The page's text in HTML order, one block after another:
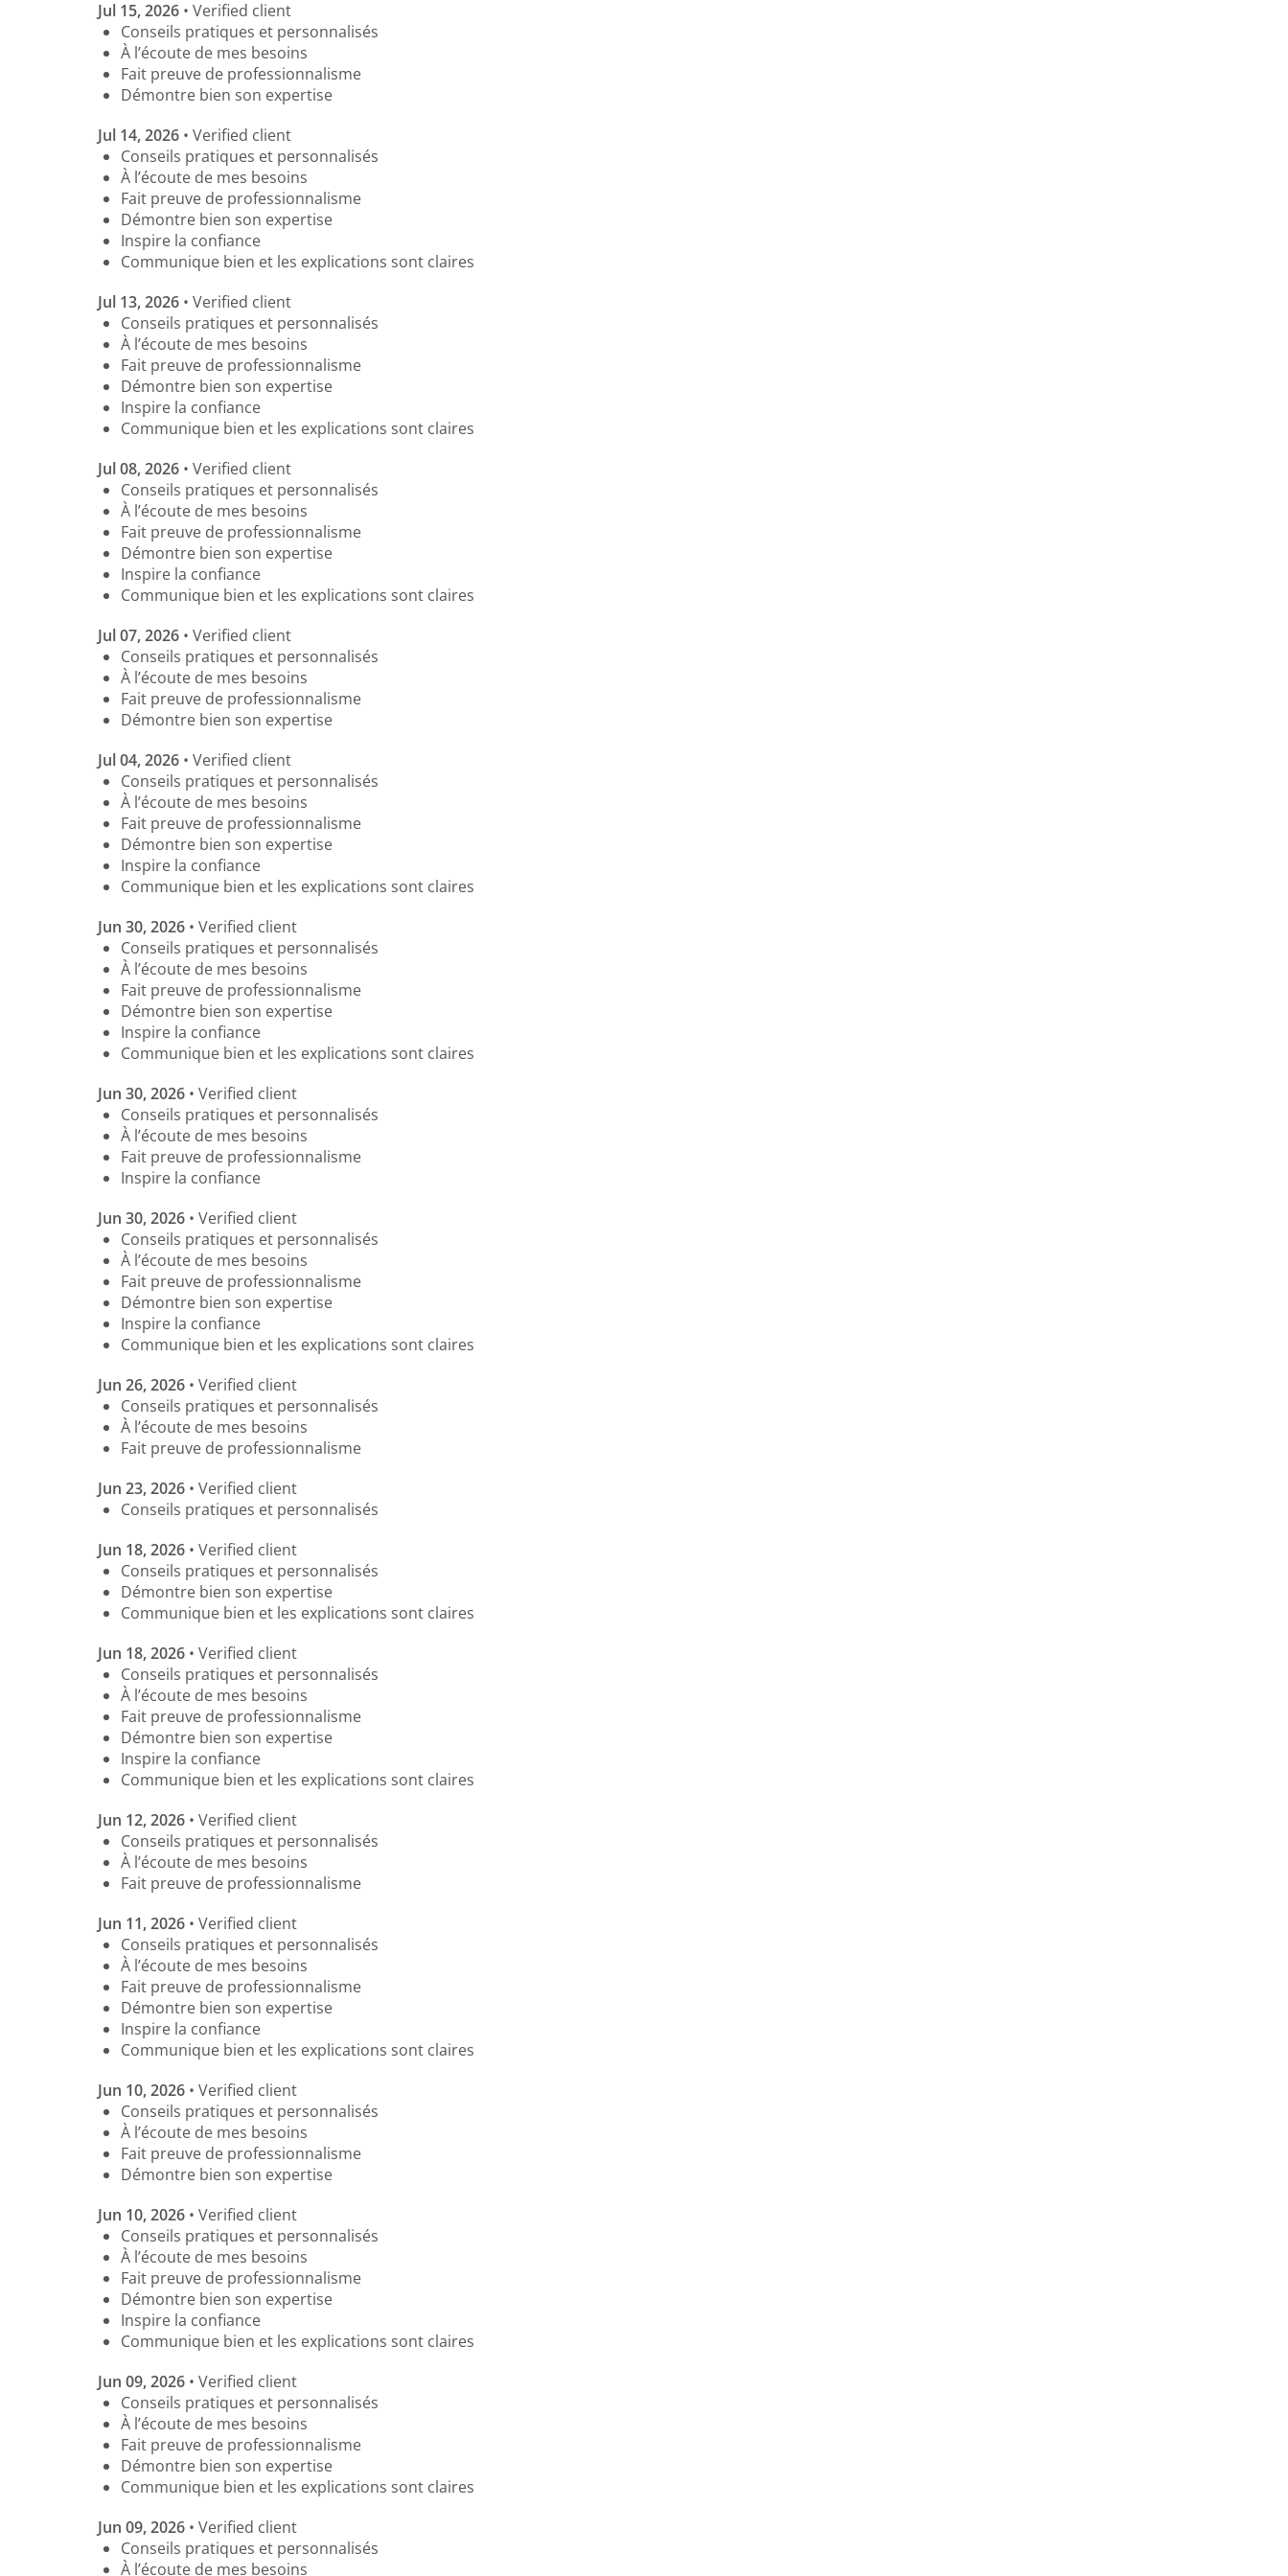
Jul 15, 2026 • Verified client
Conseils pratiques et personnalisés
À l’écoute de mes besoins
Fait preuve de professionnalisme
Démontre bien son expertise
Jul 14, 2026 • Verified client
Conseils pratiques et personnalisés
À l’écoute de mes besoins
Fait preuve de professionnalisme
Démontre bien son expertise
Inspire la confiance
Communique bien et les explications sont claires
Jul 13, 2026 • Verified client
Conseils pratiques et personnalisés
À l’écoute de mes besoins
Fait preuve de professionnalisme
Démontre bien son expertise
Inspire la confiance
Communique bien et les explications sont claires
Jul 08, 2026 • Verified client
Conseils pratiques et personnalisés
À l’écoute de mes besoins
Fait preuve de professionnalisme
Démontre bien son expertise
Inspire la confiance
Communique bien et les explications sont claires
Jul 07, 2026 • Verified client
Conseils pratiques et personnalisés
À l’écoute de mes besoins
Fait preuve de professionnalisme
Démontre bien son expertise
Jul 04, 2026 • Verified client
Conseils pratiques et personnalisés
À l’écoute de mes besoins
Fait preuve de professionnalisme
Démontre bien son expertise
Inspire la confiance
Communique bien et les explications sont claires
Jun 30, 2026 • Verified client
Conseils pratiques et personnalisés
À l’écoute de mes besoins
Fait preuve de professionnalisme
Démontre bien son expertise
Inspire la confiance
Communique bien et les explications sont claires
Jun 30, 2026 • Verified client
Conseils pratiques et personnalisés
À l’écoute de mes besoins
Fait preuve de professionnalisme
Inspire la confiance
Jun 30, 2026 • Verified client
Conseils pratiques et personnalisés
À l’écoute de mes besoins
Fait preuve de professionnalisme
Démontre bien son expertise
Inspire la confiance
Communique bien et les explications sont claires
Jun 26, 2026 • Verified client
Conseils pratiques et personnalisés
À l’écoute de mes besoins
Fait preuve de professionnalisme
Jun 23, 2026 • Verified client
Conseils pratiques et personnalisés
Jun 18, 2026 • Verified client
Conseils pratiques et personnalisés
Démontre bien son expertise
Communique bien et les explications sont claires
Jun 18, 2026 • Verified client
Conseils pratiques et personnalisés
À l’écoute de mes besoins
Fait preuve de professionnalisme
Démontre bien son expertise
Inspire la confiance
Communique bien et les explications sont claires
Jun 12, 2026 • Verified client
Conseils pratiques et personnalisés
À l’écoute de mes besoins
Fait preuve de professionnalisme
Jun 11, 2026 • Verified client
Conseils pratiques et personnalisés
À l’écoute de mes besoins
Fait preuve de professionnalisme
Démontre bien son expertise
Inspire la confiance
Communique bien et les explications sont claires
Jun 10, 2026 • Verified client
Conseils pratiques et personnalisés
À l’écoute de mes besoins
Fait preuve de professionnalisme
Démontre bien son expertise
Jun 10, 2026 • Verified client
Conseils pratiques et personnalisés
À l’écoute de mes besoins
Fait preuve de professionnalisme
Démontre bien son expertise
Inspire la confiance
Communique bien et les explications sont claires
Jun 09, 2026 • Verified client
Conseils pratiques et personnalisés
À l’écoute de mes besoins
Fait preuve de professionnalisme
Démontre bien son expertise
Communique bien et les explications sont claires
Jun 09, 2026 • Verified client
Conseils pratiques et personnalisés
À l’écoute de mes besoins